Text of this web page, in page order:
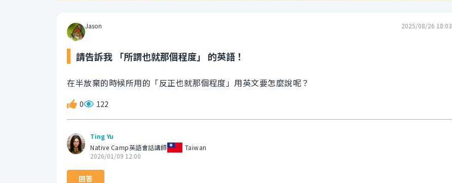
Jason 2025/08/26 18:03
請告訴我 「所謂也就那個程度」 的英語！
在半放棄的時候所用的「反正也就那個程度」用英文要怎麼說呢？
0 122
Ting Yu
Native Camp英語會話講師
Taiwan
2026/01/09 12:00
回答